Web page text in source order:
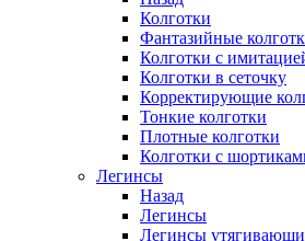
Колготки
Фантазийные
Колготки с
Колготки в сеточку
Корректирующие
Тонкие колготки
Плотные колготки
Колготки с
Легинсы
Назад
Легинсы
Легинсы